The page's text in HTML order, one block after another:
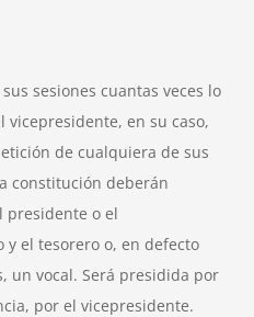
sesiones cuantas veces lo
en su caso,
de cualquiera de sus
constitución deberán
presidente o el
el tesorero o, en defecto
un vocal. Será presidida por
por el vicepresidente.